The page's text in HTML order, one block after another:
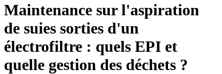
Maintenance sur l'aspiration
de suies sorties d'un
électrofiltre : quels EPI et
quelle gestion des déchets ?